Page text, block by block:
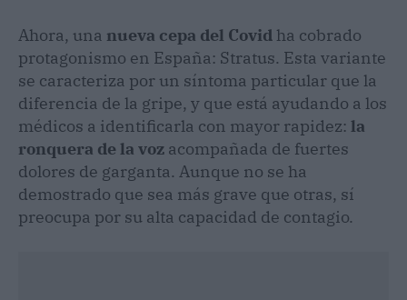
Ahora, una nueva cepa del Covid ha cobrado
protagonismo en España: Stratus. Esta variante
se caracteriza por un síntoma particular que la
diferencia de la gripe, y que está ayudando a los
médicos a identificarla con mayor rapidez: la
ronquera de la voz acompañada de fuertes
dolores de garganta. Aunque no se ha
demostrado que sea más grave que otras, sí
preocupa por su alta capacidad de contagio.